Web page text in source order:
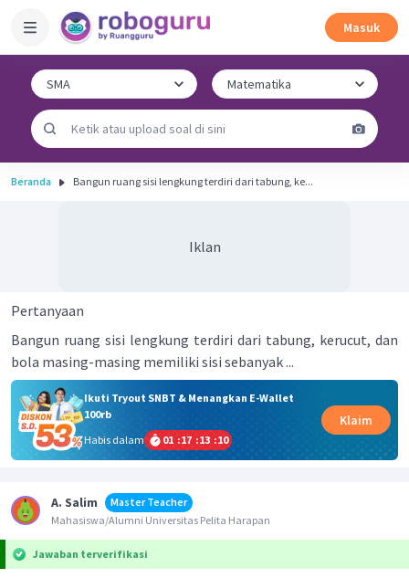
Masuk
Beranda Bangun ruang sisi lengkung terdiri dari tabung, ke...
Iklan
Pertanyaan
Bangun ruang sisi lengkung terdiri dari tabung, kerucut, dan
bola masing-masing memiliki sisi sebanyak ...
Ikuti Tryout SNBT & Menangkan E-Wallet
100rb
Habis dalam
01 :17 :13 :10
Klaim
A. Salim
Master Teacher
Mahasiswa/Alumni Universitas Pelita Harapan
Jawaban terverifikasi